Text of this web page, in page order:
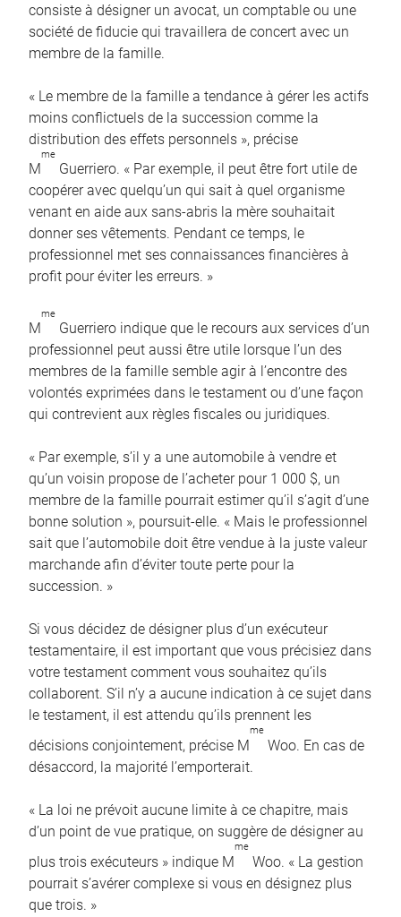
consiste à désigner un avocat, un comptable ou une
société de fiducie qui travaillera de concert avec un
membre de la famille.
« Le membre de la famille a tendance à gérer les actifs
moins conflictuels de la succession comme la
distribution des effets personnels », précise
M
me
Guerriero. « Par exemple, il peut être fort utile de
coopérer avec quelqu’un qui sait à quel organisme
venant en aide aux sans-abris la mère souhaitait
donner ses vêtements. Pendant ce temps, le
professionnel met ses connaissances financières à
profit pour éviter les erreurs. »
M
me
Guerriero indique que le recours aux services d’un
professionnel peut aussi être utile lorsque l’un des
membres de la famille semble agir à l’encontre des
volontés exprimées dans le testament ou d’une façon
qui contrevient aux règles fiscales ou juridiques.
« Par exemple, s’il y a une automobile à vendre et
qu’un voisin propose de l’acheter pour 1 000 $, un
membre de la famille pourrait estimer qu’il s’agit d’une
bonne solution », poursuit-elle. « Mais le professionnel
sait que l’automobile doit être vendue à la juste valeur
marchande afin d’éviter toute perte pour la
succession. »
Si vous décidez de désigner plus d’un exécuteur
testamentaire, il est important que vous précisiez dans
votre testament comment vous souhaitez qu’ils
collaborent. S’il n’y a aucune indication à ce sujet dans
le testament, il est attendu qu’ils prennent les
décisions conjointement, précise M
me
Woo. En cas de
désaccord, la majorité l’emporterait.
« La loi ne prévoit aucune limite à ce chapitre, mais
d’un point de vue pratique, on suggère de désigner au
plus trois exécuteurs » indique M
me
Woo. « La gestion
pourrait s’avérer complexe si vous en désignez plus
que trois. »